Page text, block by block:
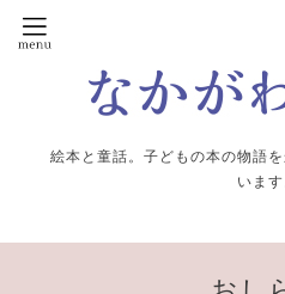
絵本と童話。子どもの本の物語
います